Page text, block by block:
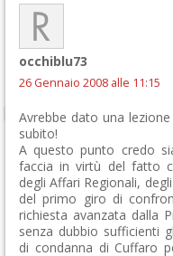
occhiblu73
26 Gennaio 2008 alle 11:15
Avrebbe dato una
subito!
A questo punto credo
faccia in virtù del fatto
degli Affari Regionali,
del primo giro di
richiesta avanzata dalla
senza dubbio sufficienti
di condanna di Cuffaro